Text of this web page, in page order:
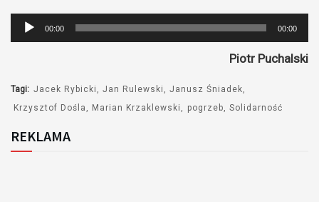
Odtwarzacz
plików
00:00 00:00
Piotr Puchalski
Tagi: Jacek Rybicki Jan Rulewski
Janusz Śniadek
Krzysztof Dośla
Marian Krzaklewski pogrzeb Solidarność
REKLAMA